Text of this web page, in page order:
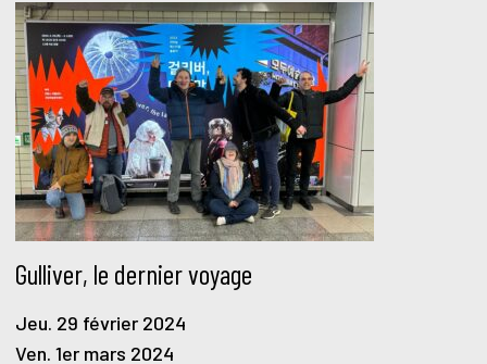
Gulliver, le dernier voyage
Jeu. 29 février 2024
Ven. 1er mars 2024